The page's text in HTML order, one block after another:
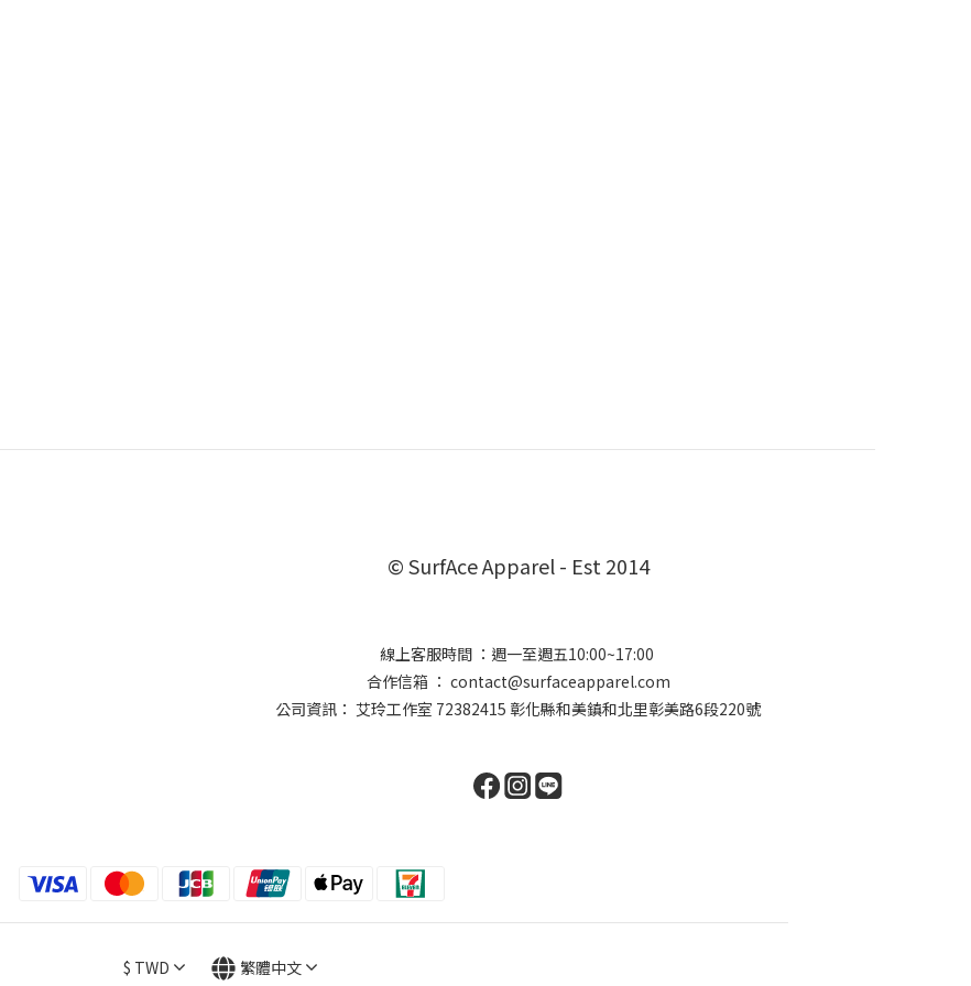
© SurfAce Apparel - Est 2014
線上客服時間 ：週一至週五10:00~17:00
合作信箱 ： contact@surfaceapparel.com
公司資訊： 艾玲工作室 72382415 彰化縣和美鎮和北里彰美路6段220號
$ TWD 繁體中文